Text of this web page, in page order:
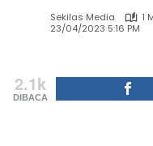
Sekilas Media
1
23/04/2023 5:16 PM
2.1k
DIBACA